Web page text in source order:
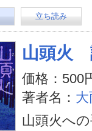
立ち読み
山頭火
価格：500
著者名：
山頭火へ